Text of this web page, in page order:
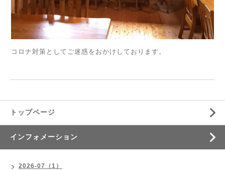
コロナ対策としてご迷惑をおかけしております。
トップページ
インフォメーション
2026-07（1）